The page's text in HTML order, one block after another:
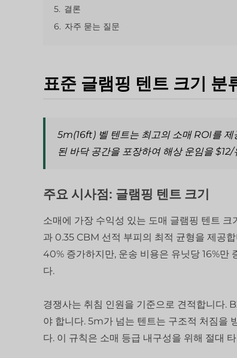
5.
결론
6.
자주 묻는 질문
표준 글램핑 텐트 크기 분
5m(16ft) 벨 텐트는 최고의 소매 ROI를
된 바닥 공간을 포장하여 해상 운임을
주요 시사점: 글램핑 텐트 크기
소매에 가장 수익성 있는 도매 글램핑 텐트
과 0.35 CBM 선적 부피의 최적 균형을 제공
40% 증가하지만, 운송 비용은 유닛당 16%
다.
경쟁사는 취침 인원을 기준으로 견적합니다.
야 합니다. 5m가 넘는 텐트는 구조적 처짐
다. 이 규칙은 소매 등급 내구성을 위해 절대